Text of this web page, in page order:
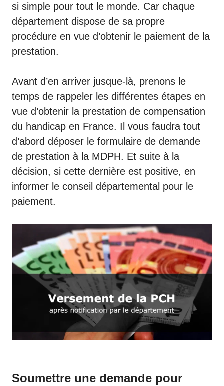
si simple pour tout le monde. Car chaque
département dispose de sa propre
procédure en vue d’obtenir le paiement de la
prestation.
Avant d’en arriver jusque-là, prenons le
temps de rappeler les différentes étapes en
vue d’obtenir la prestation de compensation
du handicap en France. Il vous faudra tout
d’abord déposer le formulaire de demande
de prestation à la MDPH. Et suite à la
décision, si cette dernière est positive, en
informer le conseil départemental pour le
paiement.
Soumettre une demande pour